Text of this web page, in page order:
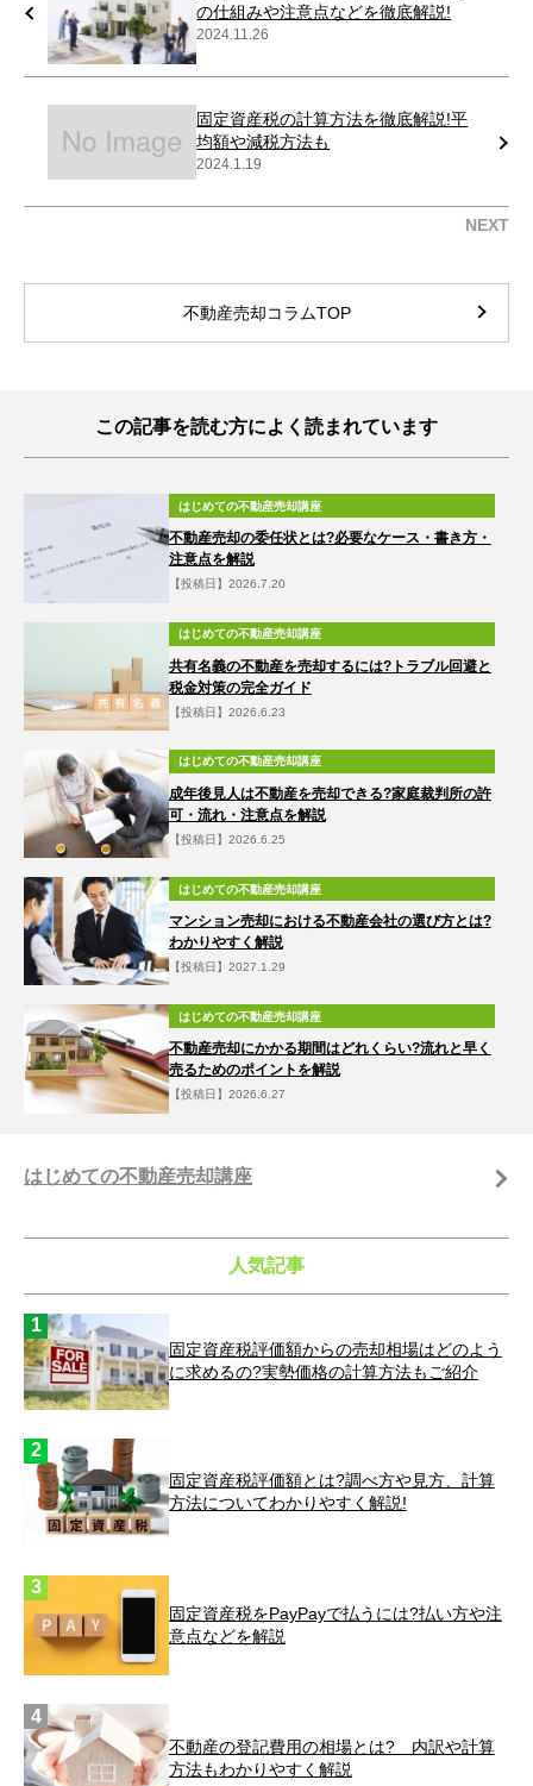
の仕組みや注意点などを徹底解説!
2024.11.26
NEXT
固定資産税の計算方法を徹底解説!平
均額や減税方法も
2024.1.19
不動産売却コラムTOP
この記事を読む方によく読まれています
はじめての不動産売却講座
不動産売却の委任状とは?必要なケース・書き方・
注意点を解説
【投稿日】2026.7.20
はじめての不動産売却講座
共有名義の不動産を売却するには?トラブル回避と
税金対策の完全ガイド
【投稿日】2026.6.23
はじめての不動産売却講座
成年後見人は不動産を売却できる?家庭裁判所の許
可・流れ・注意点を解説
【投稿日】2026.6.25
はじめての不動産売却講座
マンション売却における不動産会社の選び方とは?
わかりやすく解説
【投稿日】2027.1.29
はじめての不動産売却講座
不動産売却にかかる期間はどれくらい?流れと早く
売るためのポイントを解説
【投稿日】2026.6.27
はじめての不動産売却講座
人気記事
固定資産税評価額からの売却相場はどのよう
に求めるの?実勢価格の計算方法もご紹介
固定資産税評価額とは?調べ方や見方、計算
方法についてわかりやすく解説!
固定資産税をPayPayで払うには?払い方や注
意点などを解説
不動産の登記費用の相場とは? 内訳や計算
方法もわかりやすく解説